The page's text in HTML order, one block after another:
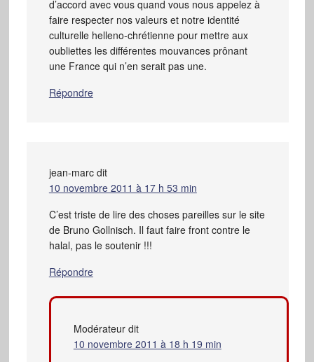
d’accord avec vous quand vous nous appelez à
faire respecter nos valeurs et notre identité
culturelle helleno-chrétienne pour mettre aux
oubliettes les différentes mouvances prônant
une France qui n’en serait pas une.
Répondre
jean-marc dit
10 novembre 2011 à 17 h 53 min
C’est triste de lire des choses pareilles sur le site
de Bruno Gollnisch. Il faut faire front contre le
halal, pas le soutenir !!!
Répondre
Modérateur dit
10 novembre 2011 à 18 h 19 min